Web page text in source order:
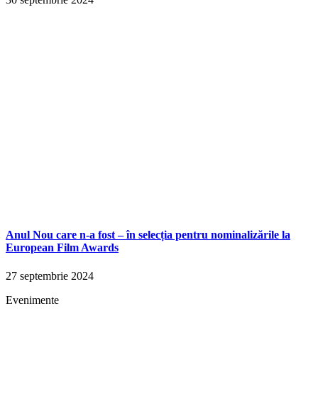
Anul Nou care n-a fost – în selecția pentru nominalizările la
European Film Awards
27 septembrie 2024
Evenimente